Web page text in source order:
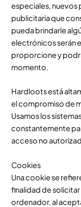
especiales,
publicitaria que
pueda brindarle
electrónicos serán
proporcione y
momento.
Hardloots está
el compromiso de
Usamos los
constantemente
acceso no
Cookies
Una cookie se
finalidad de solicitar
ordenador, al